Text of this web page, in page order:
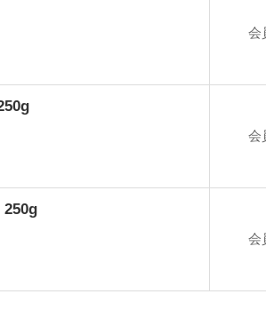
会
会
250g
会